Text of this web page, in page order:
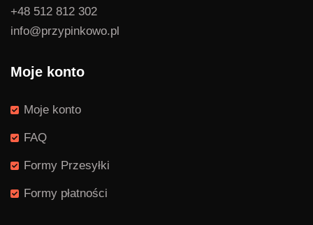
+48 512 812 302
info@przypinkowo.pl
Moje konto
Moje konto
FAQ
Formy Przesyłki
Formy płatności